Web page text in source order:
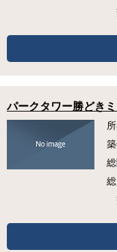
パークタワー勝どき